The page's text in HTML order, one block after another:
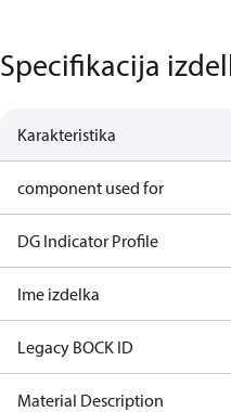
Specifikacija
Karakteristika
component used for
DG Indicator Profile
Ime izdelka
Legacy BOCK ID
Material Description